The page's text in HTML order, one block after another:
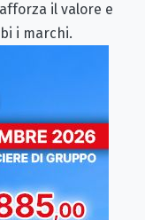
il valore e
i marchi.